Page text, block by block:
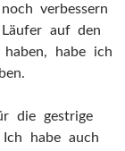
verbessern
auf den
habe ich
die gestrige
habe auch